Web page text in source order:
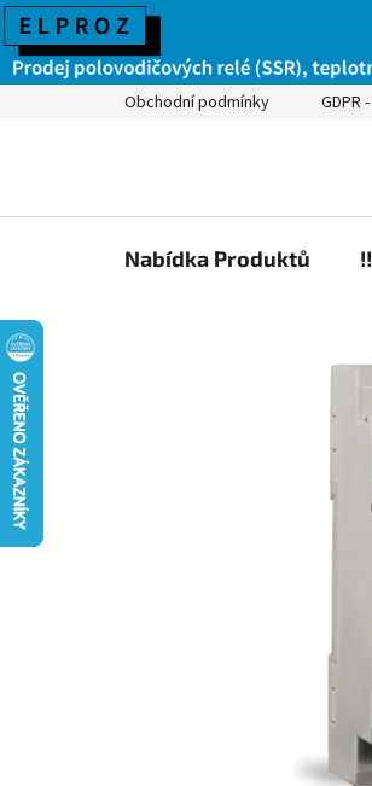
Obchodní podmínky GDPR
Nabídka Produktů